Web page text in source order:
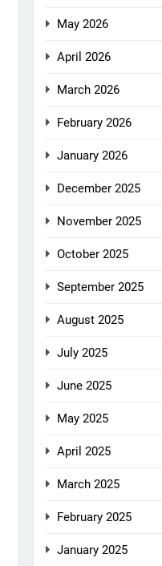
May 2026
April 2026
March 2026
February 2026
January 2026
December 2025
November 2025
October 2025
September 2025
August 2025
July 2025
June 2025
May 2025
April 2025
March 2025
February 2025
January 2025